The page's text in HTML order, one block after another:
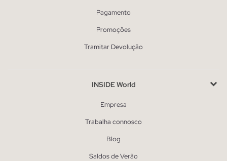
Pagamento
Promoções
Tramitar Devolução
INSIDE World
Empresa
Trabalha connosco
Blog
Saldos de Verão